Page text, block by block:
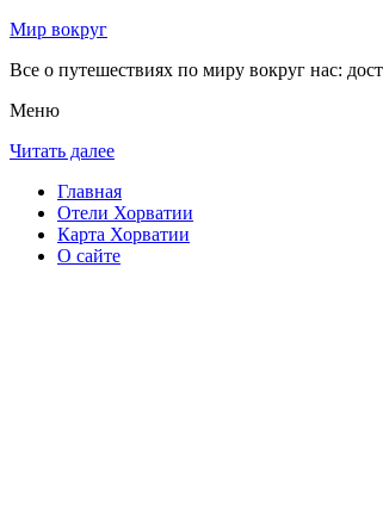
Мир вокруг
Все о путешествиях по миру вокруг нас:
Меню
Читать далее
Главная
Отели Хорватии
Карта Хорватии
О сайте